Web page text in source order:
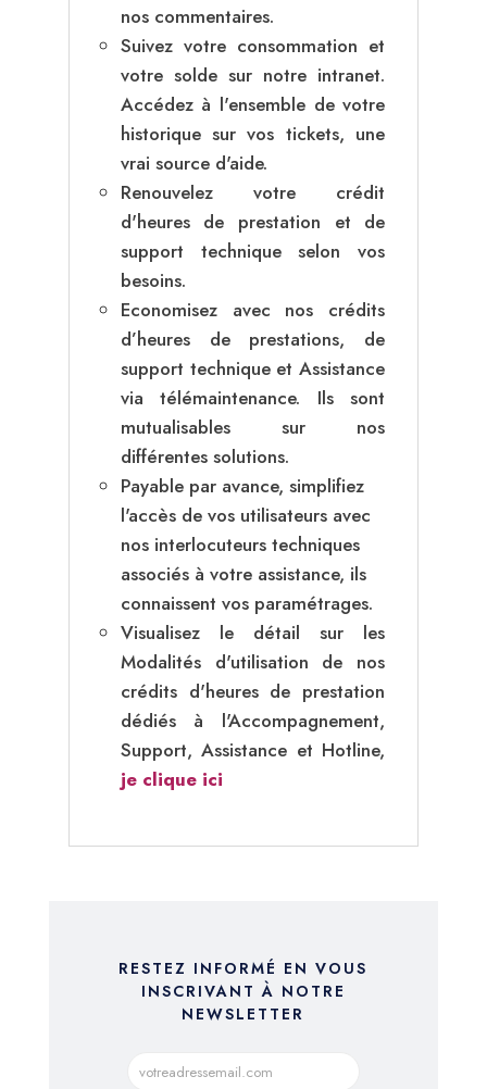
nos commentaires.
Suivez votre consommation et
votre solde sur notre intranet.
Accédez à l'ensemble de votre
historique sur vos tickets, une
vrai source d'aide.
Renouvelez votre crédit
d'heures de prestation et de
support technique selon vos
besoins.
Economisez avec nos crédits
d’heures de prestations, de
support technique et Assistance
via télémaintenance. Ils sont
mutualisables sur nos
différentes solutions.
Payable par avance, simplifiez
l'accès de vos utilisateurs avec
nos interlocuteurs techniques
associés à votre assistance, ils
connaissent vos paramétrages.
Visualisez le détail sur les
Modalités d'utilisation de nos
crédits d'heures de prestation
dédiés à l'Accompagnement,
Support, Assistance et Hotline,
je clique ici
RESTEZ INFORMÉ EN VOUS
INSCRIVANT À NOTRE
NEWSLETTER